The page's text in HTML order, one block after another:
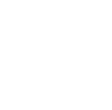
ów w Evenes